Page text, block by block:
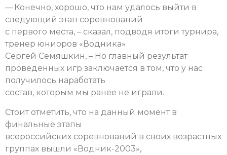
— Конечно, хорошо, что нам удалось выйти в
следующий этап соревнований
с первого места, – сказал, подводя итоги турнира,
тренер юниоров «Водника»
Сергей Семяшкин, – Но главный результат
проведенных игр заключается в том, что у нас
получилось наработать
состав, которым мы ранее не играли.
Стоит отметить, что на данный момент в
финальные этапы
всероссийских соревнований в своих возрастных
группах вышли «Водник-2003»,